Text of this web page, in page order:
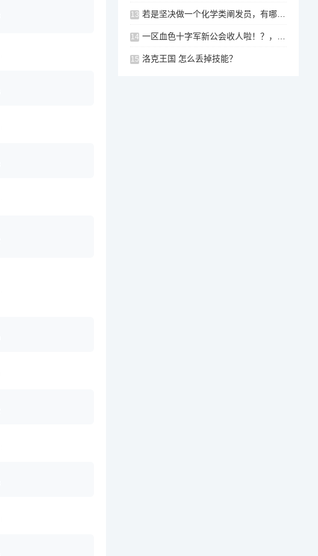
13 若是坚决做一个化学类阐发员，有哪些证能够考？
14 一区血色十字军新公会收人啦！？，一区全新公会招募公告，血色十字军正在招新中！，血色十字军新公会招募，血色十字军新公会，全新的公会等待您的加入！
15 洛克王国 怎么丢掉技能？